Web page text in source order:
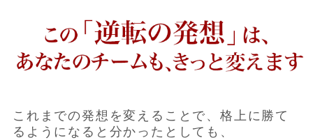
これまでの発想を変えることで、格上に勝て
るようになると分かったとしても、